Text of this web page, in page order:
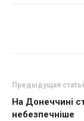
Предыдущая
На Донеччині
небезпечніше